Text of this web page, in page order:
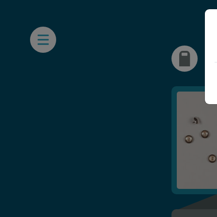
Open Mobile Nav